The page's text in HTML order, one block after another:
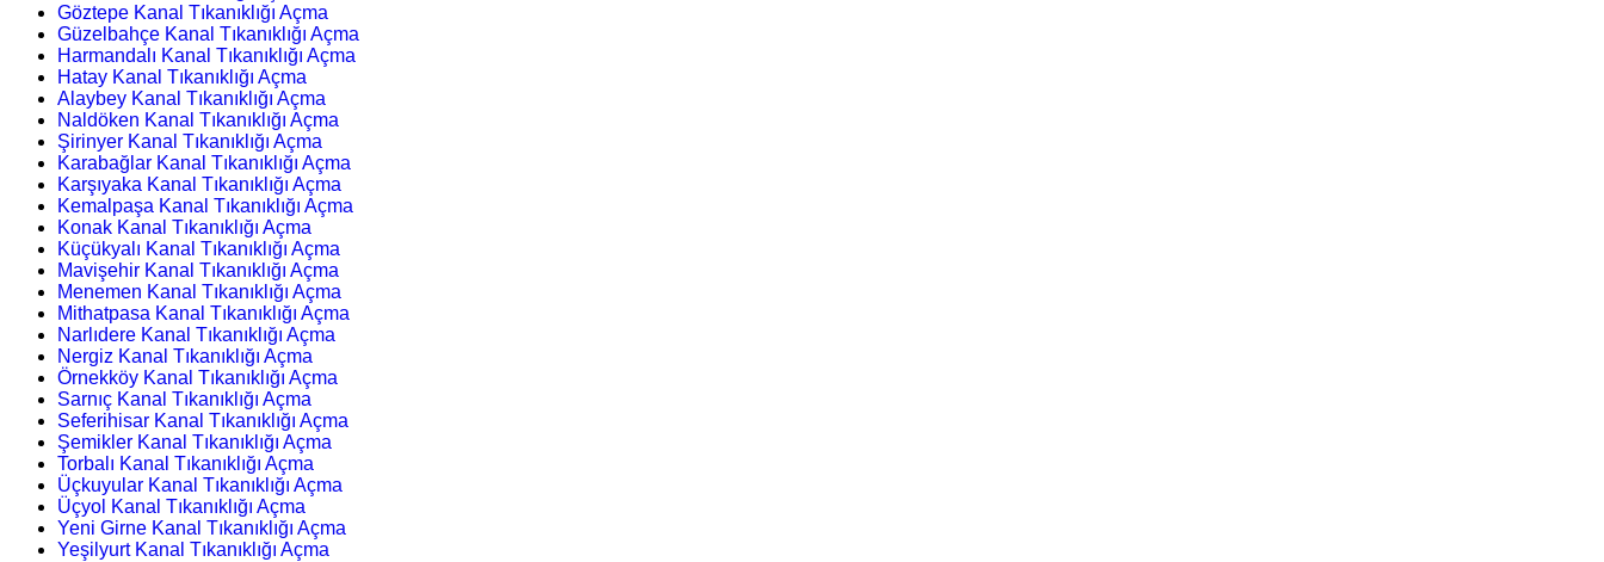
Göztepe Kanal Tıkanıklığı Açma
Güzelbahçe Kanal Tıkanıklığı Açma
Harmandalı Kanal Tıkanıklığı Açma
Hatay Kanal Tıkanıklığı Açma
Alaybey Kanal Tıkanıklığı Açma
Naldöken Kanal Tıkanıklığı Açma
Şirinyer Kanal Tıkanıklığı Açma
Karabağlar Kanal Tıkanıklığı Açma
Karşıyaka Kanal Tıkanıklığı Açma
Kemalpaşa Kanal Tıkanıklığı Açma
Konak Kanal Tıkanıklığı Açma
Küçükyalı Kanal Tıkanıklığı Açma
Mavişehir Kanal Tıkanıklığı Açma
Menemen Kanal Tıkanıklığı Açma
Mithatpasa Kanal Tıkanıklığı Açma
Narlıdere Kanal Tıkanıklığı Açma
Nergiz Kanal Tıkanıklığı Açma
Örnekköy Kanal Tıkanıklığı Açma
Sarnıç Kanal Tıkanıklığı Açma
Seferihisar Kanal Tıkanıklığı Açma
Şemikler Kanal Tıkanıklığı Açma
Torbalı Kanal Tıkanıklığı Açma
Üçkuyular Kanal Tıkanıklığı Açma
Üçyol Kanal Tıkanıklığı Açma
Yeni Girne Kanal Tıkanıklığı Açma
Yeşilyurt Kanal Tıkanıklığı Açma